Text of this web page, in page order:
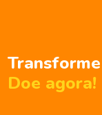
Doe agora!